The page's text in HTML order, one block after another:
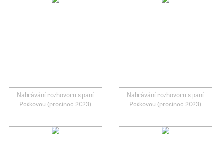
Nahrávání rozhovoru s paní
Peškovou (prosinec 2023)
Nahrávání rozhovoru s paní
Peškovou (prosinec 2023)